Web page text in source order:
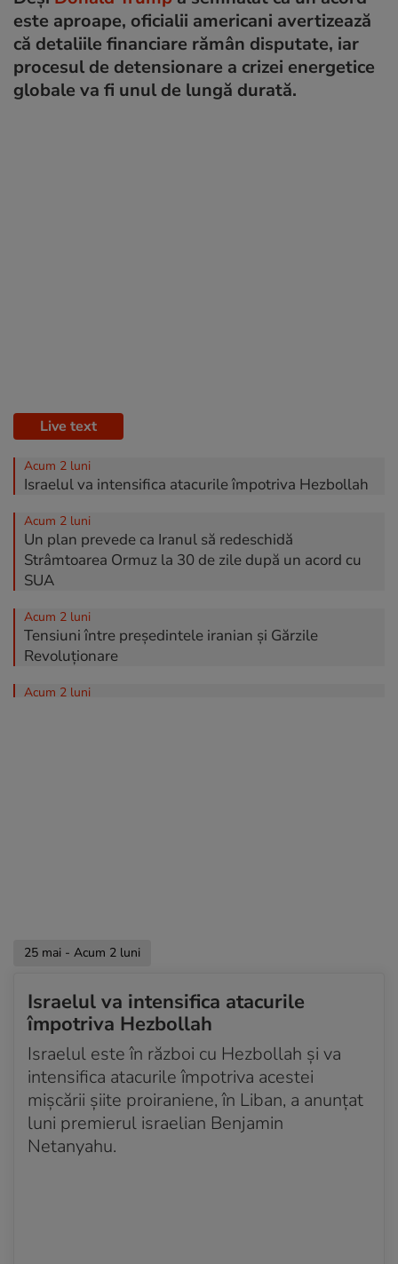
este aproape, oficialii americani avertizează
că detaliile financiare rămân disputate, iar
procesul de detensionare a crizei energetice
globale va fi unul de lungă durată.
Live text
Acum 2 luni
Israelul va intensifica atacurile împotriva Hezbollah
Acum 2 luni
Un plan prevede ca Iranul să redeschidă
Strâmtoarea Ormuz la 30 de zile după un acord cu
SUA
Acum 2 luni
Tensiuni între președintele iranian și Gărzile
Revoluționare
Acum 2 luni
intensificarea războiului împotriva Hezbollah
Acum 2 luni
Regimul de la Teheran pune condiții pentru
redeschiderea Strâmtorii Ormuz
Acum 2 luni
Un ministru israelian de extremă dreapta cere
revenirea la luptele „intensive” în Liban
Acum 2 luni
25 mai - Acum 2 luni
Israelul va intensifica atacurile
împotriva Hezbollah
Israelul este în război cu Hezbollah și va
intensifica atacurile împotriva acestei
mișcării șiite proiraniene, în Liban, a anunțat
luni premierul israelian Benjamin
Netanyahu.